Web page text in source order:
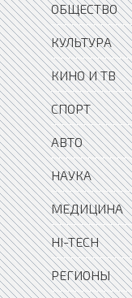
ОБЩЕСТВО
КУЛЬТУРА
КИНО И ТВ
СПОРТ
АВТО
НАУКА
МЕДИЦИНА
HI-TECH
РЕГИОНЫ